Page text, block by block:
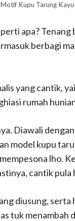
Kupu Tarung
apa?
berbagi
yang cantik,
rumah
Diawali
model kupu
lho.
cantik
diusung,
tuk menambah